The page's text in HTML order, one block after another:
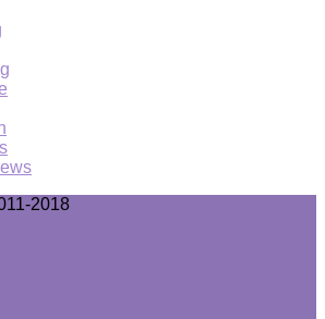
2018